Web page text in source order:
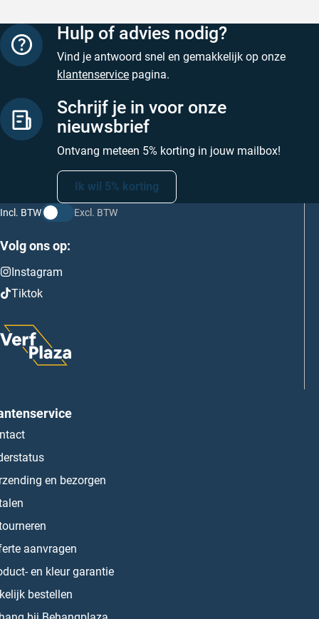
Hulp of advies nodig?
Vind je antwoord snel en gemakkelijk op onze
klantenservice pagina.
Schrijf je in voor onze
nieuwsbrief
Ontvang meteen 5% korting in jouw mailbox!
Ik wil 5% korting
Incl. BTW Excl. BTW
Volg ons op:
Instagram
Tiktok
en bezorgen
aanvragen
en kleur garantie
bestellen